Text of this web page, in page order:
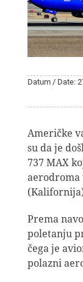
Datum / Date:
Američke
su da je
737 MAX
Prema
poletanju
čega je
polazni